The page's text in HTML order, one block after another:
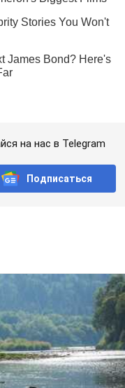
на нас в Telegram
Подписаться